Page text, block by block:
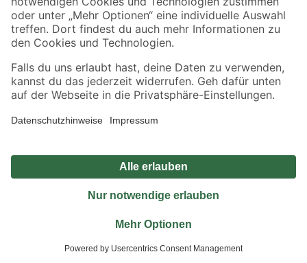
Alle Preisangaben in EUR inkl. gesetzl. MwSt.. Die dargestellten Angebote sind unter
Umständen nicht in allen Märkten verfügbar. Die angegebenen Verfügbarkeiten beziehen
Produkte nur solange der Vorrat reicht.
*Paketversand ab 59 € versandkostenfrei, gilt nicht für Artikel mit Speditionsversand, hier
Privatsphäre Impressum
Nutzungsbedingungen
Widerrufsrecht
Vertrag widerrufen
© 2026 toom Baumarkt GmbH